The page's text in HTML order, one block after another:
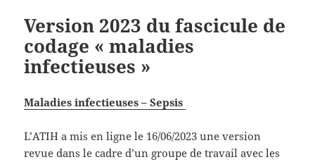
Version 2023 du fascicule de
codage « maladies
infectieuses »
Maladies infectieuses – Sepsis
L’ATIH a mis en ligne le 16/06/2023 une version
revue dans le cadre d’un groupe de travail avec les